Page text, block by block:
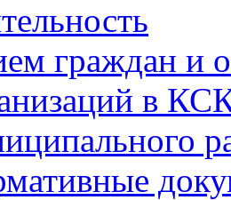
граждан и
в